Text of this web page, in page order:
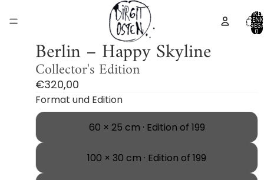
0
Berlin – Happy Skyline
Collector's Edition
€320,00
Format und Edition
60 × 25 cm · Edition of 199
100 × 30 cm · Edition of 199